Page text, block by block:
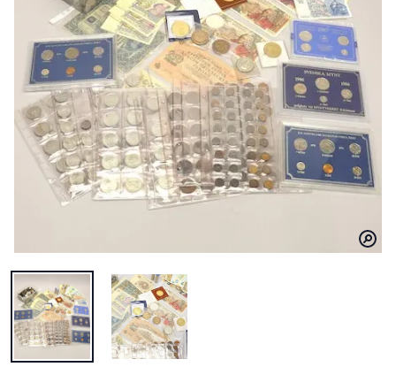
BILD 1 AV MYNT OCH SEDLAR, SVERIGE OCH VÄLDEN
BILD 2 AV MYNT OCH SEDLAR, SVERIGE OCH